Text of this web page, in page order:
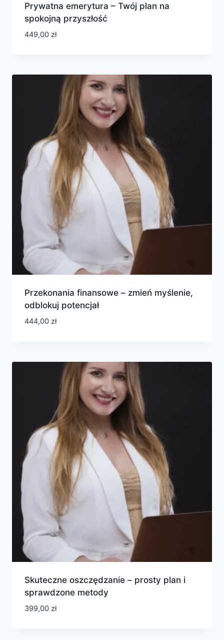
Prywatna emerytura – Twój plan na
spokojną przyszłość
449,00 zł
Przekonania finansowe – zmień myślenie,
odblokuj potencjał
444,00 zł
Skuteczne oszczędzanie – prosty plan i
sprawdzone metody
399,00 zł